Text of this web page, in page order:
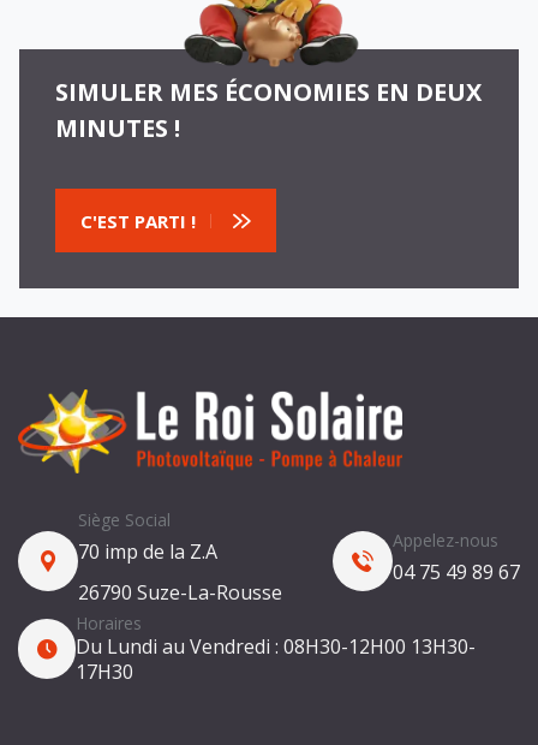
SIMULER MES ÉCONOMIES EN DEUX
MINUTES !
C'EST PARTI !
Siège Social
70 imp de la Z.A
26790 Suze-La-Rousse
Appelez-nous
04 75 49 89 67
Horaires
Du Lundi au Vendredi : 08H30-12H00 13H30-
17H30